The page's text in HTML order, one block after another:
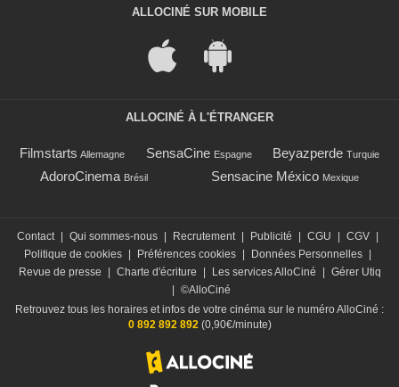
ALLOCINÉ SUR MOBILE
ALLOCINÉ À L'ÉTRANGER
Filmstarts Allemagne SensaCine Espagne Beyazperde Turquie
AdoroCinema Brésil Sensacine México Mexique
Contact Qui sommes-nous Recrutement Publicité CGU CGV
Politique de cookies
Préférences cookies Données Personnelles
Revue de presse
Charte d'écriture Les services AlloCiné
Gérer Utiq
©AlloCiné
Retrouvez tous les horaires et infos de votre cinéma sur le numéro AlloCiné :
0 892 892 892(0,90€/minute)